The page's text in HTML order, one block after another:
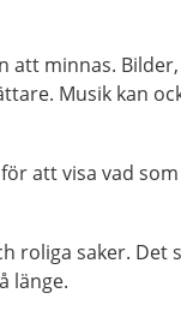
att minnas.
Musik kan
att visa vad
roliga saker. Det
länge.